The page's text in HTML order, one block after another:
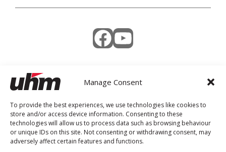
Manage Consent
To provide the best experiences, we use technologies like cookies to
store and/or access device information. Consenting to these
technologies will allow us to process data such as browsing behaviour
or unique IDs on this site. Not consenting or withdrawing consent, may
adversely affect certain features and functions.
Facebook
YouTube
Weekly Newsletter